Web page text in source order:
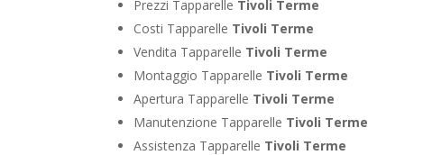
Prezzi Tapparelle Tivoli Terme
Costi Tapparelle Tivoli Terme
Vendita Tapparelle Tivoli Terme
Montaggio Tapparelle Tivoli Terme
Apertura Tapparelle Tivoli Terme
Manutenzione Tapparelle Tivoli Terme
Assistenza Tapparelle Tivoli Terme